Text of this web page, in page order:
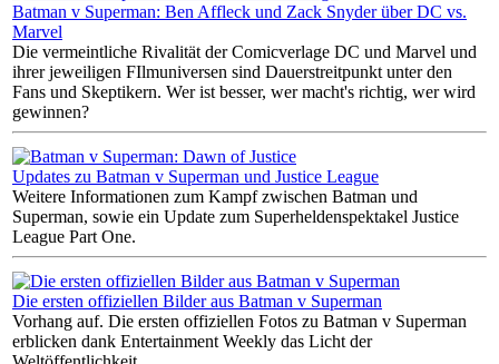
Batman v Superman: Ben Affleck und Zack Snyder über DC vs.
Marvel
Die vermeintliche Rivalität der Comicverlage DC und Marvel und
ihrer jeweiligen FIlmuniversen sind Dauerstreitpunkt unter den
Fans und Skeptikern. Wer ist besser, wer macht's richtig, wer wird
gewinnen?
Updates zu Batman v Superman und Justice League
Weitere Informationen zum Kampf zwischen Batman und
Superman, sowie ein Update zum Superheldenspektakel Justice
League Part One.
Die ersten offiziellen Bilder aus Batman v Superman
Vorhang auf. Die ersten offiziellen Fotos zu Batman v Superman
erblicken dank Entertainment Weekly das Licht der